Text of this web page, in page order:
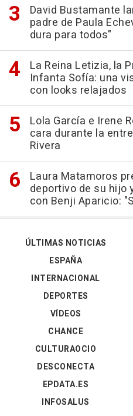
David Bustamante
padre de Paula
dura para todos"
La Reina Letizia, la
Infanta Sofía: una
con looks relajados
Lola García e Irene
cara durante la
Rivera
Laura Matamoros
deportivo de su hijo
con Benji Aparicio:
ÚLTIMAS NOTICIAS
ESPAÑA
INTERNACIONAL
DEPORTES
VÍDEOS
CHANCE
CULTURAOCIO
DESCONECTA
EPDATA.ES
INFOSALUS